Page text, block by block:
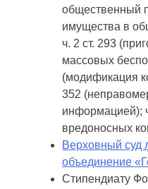
общественный
имущества в
ч. 2 ст. 293
массовых
(модификация
352
информацией);
вредоносных
Верховный суд
объединение
Стипендиату